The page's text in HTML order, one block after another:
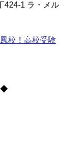
424-1 ラ・メル
校！高校受験